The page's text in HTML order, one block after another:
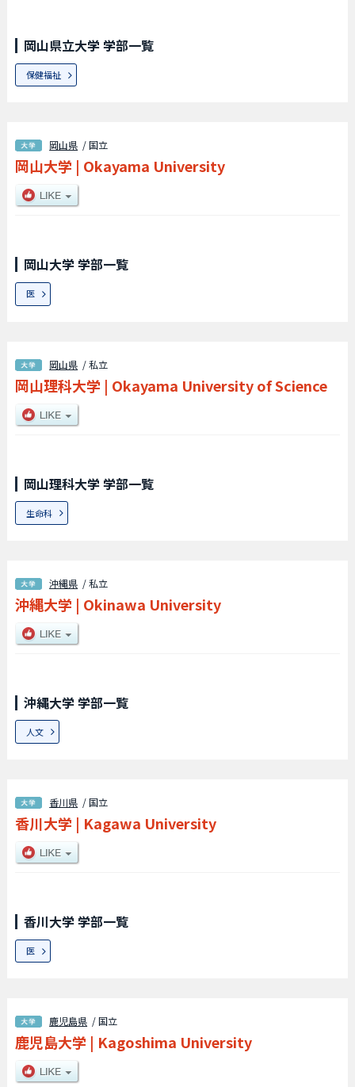
岡山県立大学 学部一覧
保健福祉
岡山県 / 国立
岡山大学 | Okayama University
岡山大学 学部一覧
医
岡山県 / 私立
岡山理科大学 | Okayama University of Science
岡山理科大学 学部一覧
生命科
沖縄県 / 私立
沖縄大学 | Okinawa University
沖縄大学 学部一覧
人文
香川県 / 国立
香川大学 | Kagawa University
香川大学 学部一覧
医
鹿児島県 / 国立
鹿児島大学 | Kagoshima University